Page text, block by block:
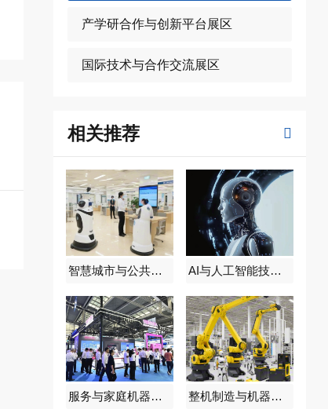
产学研合作与创新平台展区
国际技术与合作交流展区
相关推荐
智慧城市与公共安全展区 AI与人工智能技术融合展区
服务与家庭机器人展区 整机制造与机器人系统集成展区